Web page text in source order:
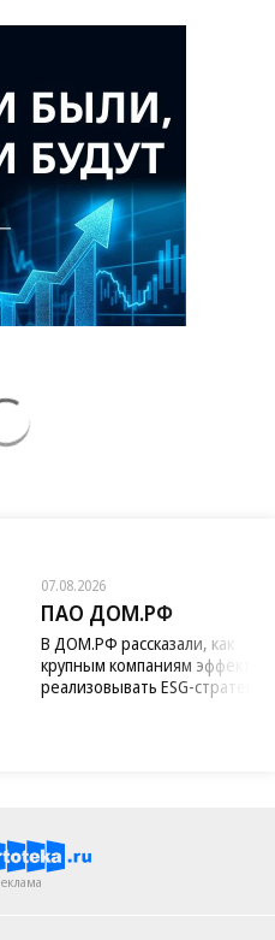
07.08.2026
ПАО ДОМ.РФ
В ДОМ.РФ рассказали, как
крупным компаниям
реализовывать ESG-стратегию